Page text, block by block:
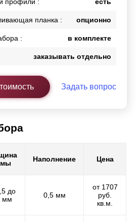
планка : опционно
: в комплекте
заказывать отдельно
Задать вопрос
Наполнение Цена
до
мм
0,5 мм
от 1707
руб.
кв.м.